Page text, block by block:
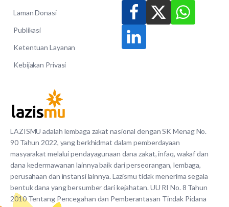
LAZISMU adalah lembaga zakat nasional dengan SK Menag No.
90 Tahun 2022, yang berkhidmat dalam pemberdayaan
masyarakat melalui pendayagunaan dana zakat, infaq, wakaf dan
dana kedermawanan lainnya baik dari perseorangan, lembaga,
perusahaan dan instansi lainnya. Lazismu tidak menerima segala
bentuk dana yang bersumber dari kejahatan. UU RI No. 8 Tahun
2010 Tentang Pencegahan dan Pemberantasan Tindak Pidana
Laman Donasi
Publikasi
Ketentuan Layanan
Kebijakan Privasi